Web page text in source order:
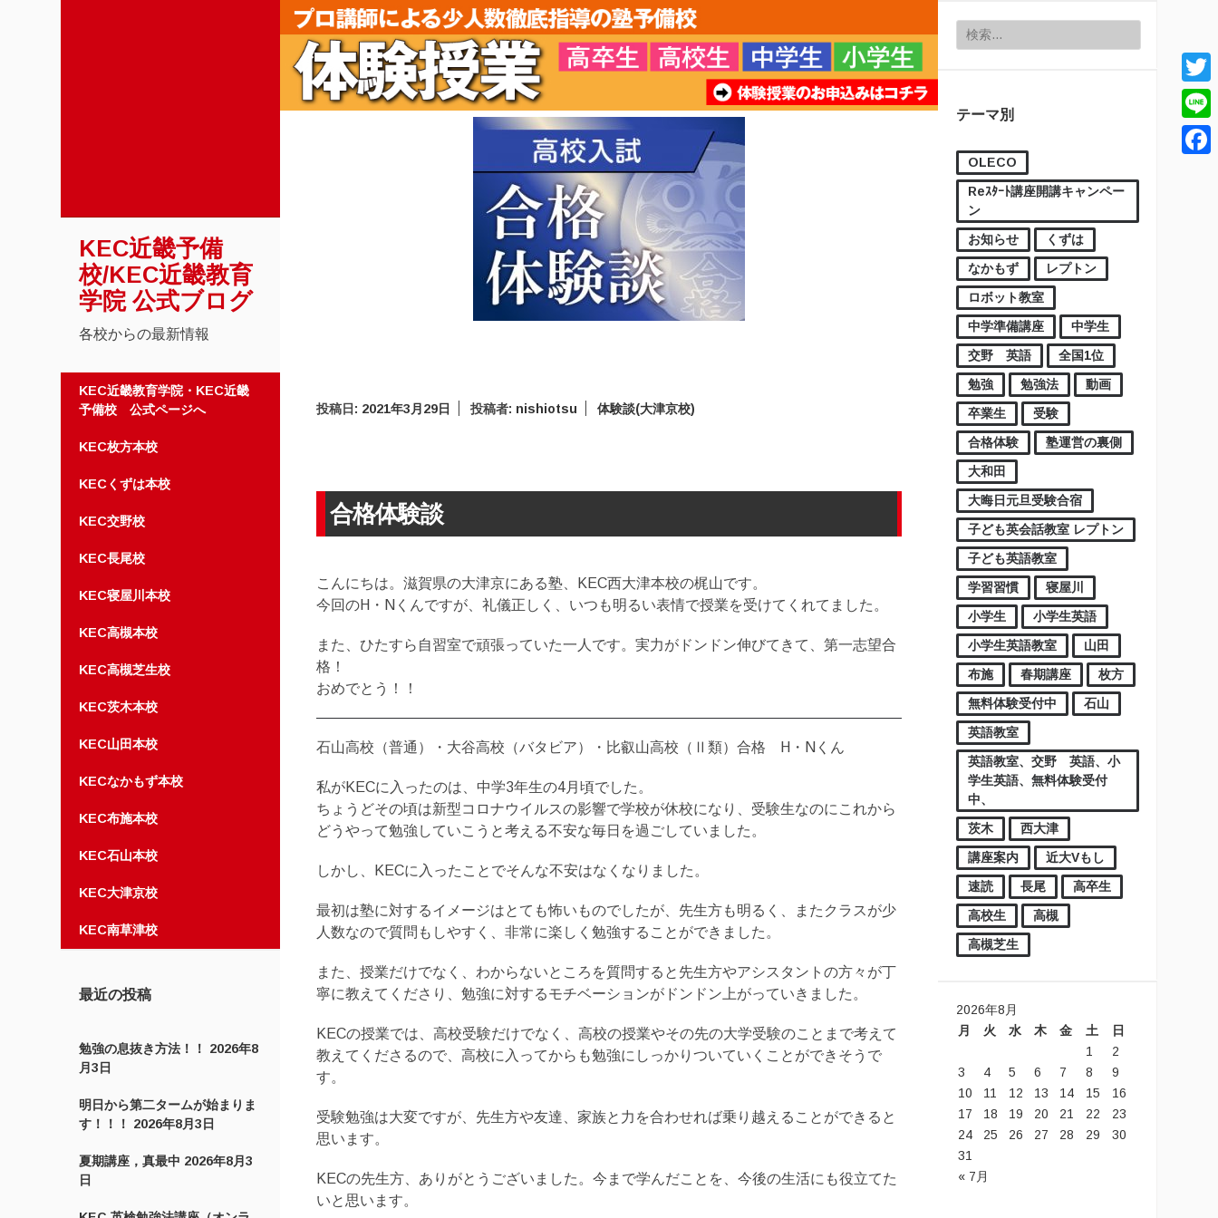
KEC近畿予備
校/KEC近畿教育
学院 公式ブログ
各校からの最新情報
コンテンツへスキップ
KEC近畿教育学院・KEC近畿
予備校 公式ページへ
KEC枚方本校
KECくずは本校
KEC交野校
KEC長尾校
KEC寝屋川本校
KEC高槻本校
KEC高槻芝生校
KEC茨木本校
KEC山田本校
KECなかもず本校
KEC布施本校
KEC石山本校
KEC大津京校
KEC南草津校
最近の投稿
勉強の息抜き方法！！
2026年8
月3日
明日から第二タームが始まりま
す！！！
2026年8月3日
夏期講座，真最中 2026年8月3
日
検索:
テーマ別
OLECO
Reｽﾀｰﾄ講座開講キャンペー
ン
お知らせ
くずは
なかもず
レプトン
ロボット教室
中学準備講座
中学生
交野 英語
全国1位
勉強
勉強法
動画
卒業生
受験
合格体験
塾運営の裏側
大和田
大晦日元旦受験合宿
子ども英会話教室 レプトン
子ども英語教室
学習習慣
寝屋川
小学生
小学生英語
小学生英語教室
山田
布施
春期講座
枚方
無料体験受付中
石山
英語教室
英語教室、交野 英語、小
学生英語、無料体験受付
中、
茨木
西大津
講座案内
近大Vもし
速読
長尾
高卒生
高校生
高槻
高槻芝生
2026年8月
月
火 水 木 金 土 日
« 7月
1
2
3
4 5 6 7 8
9
10
11 12 13 14 15
16
17
18 19 20 21 22
23
24
25 26 27 28 29
30
31
投稿日: 2021年3月29日 投稿者: nishiotsu 体験談(大津京校)
合格体験談
こんにちは。滋賀県の大津京にある塾、KEC西大津本校の梶山です。
今回のH・Nくんですが、礼儀正しく、いつも明るい表情で授業を受けてくれてました。
また、ひたすら自習室で頑張っていた一人です。実力がドンドン伸びてきて、第一志望合
格！
おめでとう！！
石山高校（普通）・大谷高校（バタビア）・比叡山高校（Ⅱ類）合格 H・Nくん
私がKECに入ったのは、中学3年生の4月頃でした。
ちょうどその頃は新型コロナウイルスの影響で学校が休校になり、受験生なのにこれから
どうやって勉強していこうと考える不安な毎日を過ごしていました。
しかし、KECに入ったことでそんな不安はなくなりました。
最初は塾に対するイメージはとても怖いものでしたが、先生方も明るく、またクラスが少
人数なので質問もしやすく、非常に楽しく勉強することができました。
また、授業だけでなく、わからないところを質問すると先生方やアシスタントの方々が丁
寧に教えてくださり、勉強に対するモチベーションがドンドン上がっていきました。
KECの授業では、高校受験だけでなく、高校の授業やその先の大学受験のことまで考えて
教えてくださるので、高校に入ってからも勉強にしっかりついていくことができそうで
す。
受験勉強は大変ですが、先生方や友達、家族と力を合わせれば乗り越えることができると
思います。
KECの先生方、ありがとうございました。今まで学んだことを、今後の生活にも役立てた
いと思います。
Line